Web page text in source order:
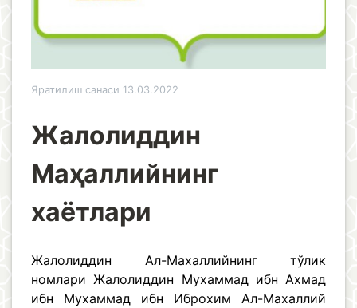
Яратилиш санаси 13.03.2022
Жалолиддин
Маҳаллийнинг
хаётлари
Жалолиддин Ал-Махаллийнинг тўлик
номлари Жалолиддин Мухаммад ибн Ахмад
ибн Мухаммад ибн Иброхим Ал-Махаллий